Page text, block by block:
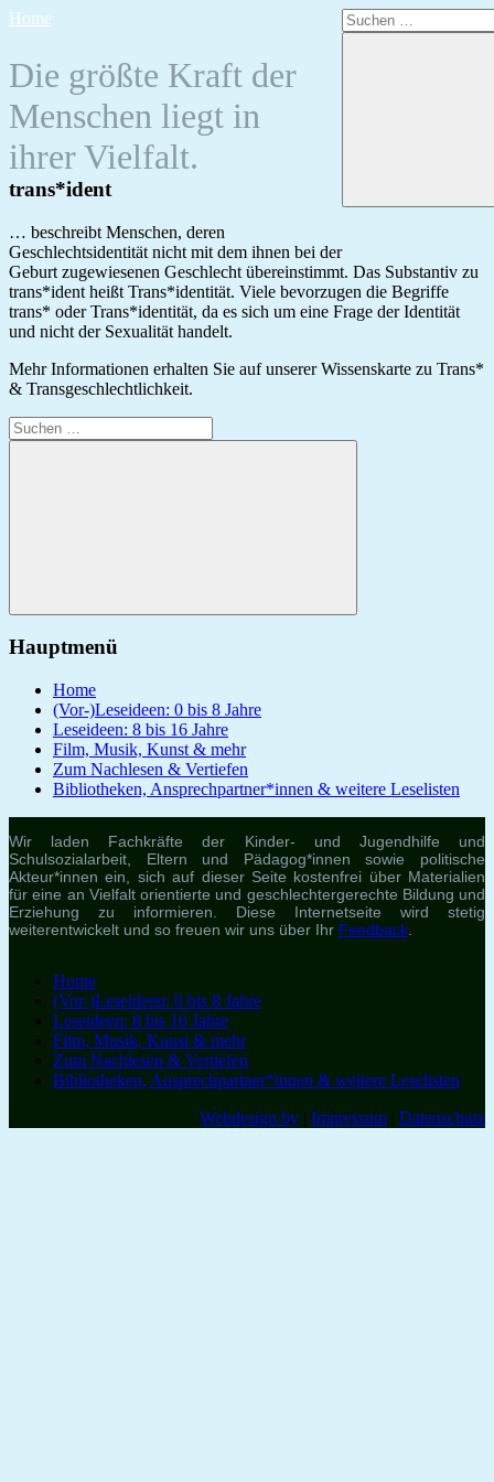
Zum
Home
Die größte Kraft der
Menschen liegt in
ihrer Vielfalt.
Suchen
nach:
trans*ident
… beschreibt Menschen, deren
Geschlechtsidentität nicht mit dem ihnen bei der
Geburt zugewiesenen Geschlecht übereinstimmt. Das Substantiv zu
trans*ident heißt Trans*identität. Viele bevorzugen die Begriffe
trans* oder Trans*identität, da es sich um eine Frage der Identität
und nicht der Sexualität handelt.
Mehr Informationen erhalten Sie auf unserer Wissenskarte zu Trans*
& Transgeschlechtlichkeit.
Suchen
nach:
Suchen
Hauptmenü
Home
(Vor-)Leseideen: 0 bis 8 Jahre
Leseideen: 8 bis 16 Jahre
Film, Musik, Kunst & mehr
Zum Nachlesen & Vertiefen
Bibliotheken, Ansprechpartner*innen & weitere Leselisten
Wir laden Fachkräfte der Kinder- und Jugendhilfe und
Schulsozialarbeit, Eltern und Pädagog*innen sowie politische
Akteur*innen ein, sich auf dieser Seite kostenfrei über Materialien
für eine an Vielfalt orientierte und geschlechtergerechte Bildung und
Erziehung zu informieren. Diese Internetseite wird stetig
weiterentwickelt und so freuen wir uns über Ihr Feedback
Home
(Vor-)Leseideen: 0 bis 8 Jahre
Leseideen: 8 bis 16 Jahre
Film, Musik, Kunst & mehr
Zum Nachlesen & Vertiefen
Bibliotheken, Ansprechpartner*innen & weitere Leselisten
Webdesign by
Impressum Datenschutz